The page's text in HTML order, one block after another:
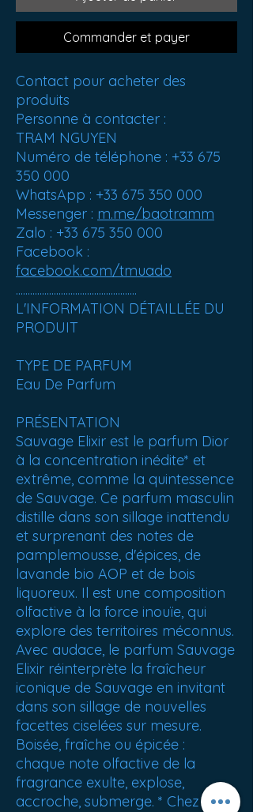
Commander et payer
Contact pour acheter des
produits
Personne à contacter :
TRAM NGUYEN
Numéro de téléphone : +33 675
350 000
WhatsApp : +33 675 350 000
Messenger : m.me/baotramm
Zalo : +33 675 350 000
Facebook :
facebook.com/tmuado
...................................................
L'INFORMATION DÉTAILLÉE DU
PRODUIT
TYPE DE PARFUM
Eau De Parfum
PRÉSENTATION
Sauvage Elixir est le parfum Dior
à la concentration inédite* et
extrême, comme la quintessence
de Sauvage. Ce parfum masculin
distille dans son sillage inattendu
et surprenant des notes de
pamplemousse, d'épices, de
lavande bio AOP et de bois
liquoreux. Il est une composition
olfactive à la force inouïe, qui
explore des territoires méconnus.
Avec audace, le parfum Sauvage
Elixir réinterprète la fraîcheur
iconique de Sauvage en invitant
dans son sillage de nouvelles
facettes ciselées sur mesure.
Boisée, fraîche ou épicée :
chaque note olfactive de la
fragrance exulte, explose,
accroche, submerge. * Chez Dior.